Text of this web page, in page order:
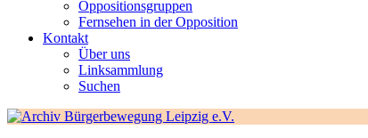
Oppositionsgruppen
Fernsehen in der Opposition
Kontakt
Über uns
Linksammlung
Suchen